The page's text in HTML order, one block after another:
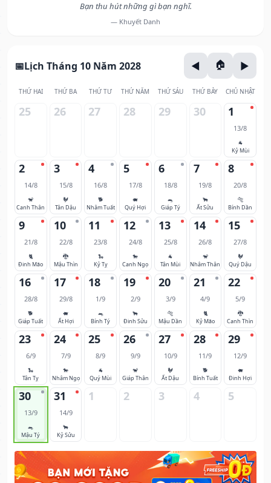
Bạn thu hút những gì bạn nghĩ.
— Khuyết Danh
Lịch Tháng 10 Năm 2028
THỨ HAI THỨ BA THỨ TƯ THỨ NĂM THỨ SÁU THỨ BẢY CHỦ NHẬT
25 26 27 28 29 30 1
13/8
🐐
Kỷ Mùi
2
14/8
🐒
Canh Thân
3
15/8
🐓
Tân Dậu
4
16/8
🐕
Nhâm Tuất
5
17/8
🐖
Quý Hợi
6
18/8
🐀
Giáp Tý
7
19/8
🐂
Ất Sửu
8
20/8
🐅
Bính Dần
9
21/8
🐈
Đinh Mão
10
22/8
🐉
Mậu Thìn
11
23/8
🐍
Kỷ Tỵ
12
24/8
🐎
Canh Ngọ
13
25/8
🐐
Tân Mùi
14
26/8
🐒
Nhâm Thân
15
27/8
🐓
Quý Dậu
16
28/8
🐕
Giáp Tuất
17
29/8
🐖
Ất Hợi
18
1/9
🐀
Bính Tý
19
2/9
🐂
Đinh Sửu
20
3/9
🐅
Mậu Dần
21
4/9
🐈
Kỷ Mão
22
5/9
🐉
Canh Thìn
23
6/9
🐍
Tân Tỵ
24
7/9
🐎
Nhâm Ngọ
25
8/9
🐐
Quý Mùi
26
9/9
🐒
Giáp Thân
27
10/9
🐓
Ất Dậu
28
11/9
🐕
Bính Tuất
29
12/9
🐖
Đinh Hợi
30
13/9
🐀
Mậu Tý
31
14/9
🐂
Kỷ Sửu
1 2 3 4 5